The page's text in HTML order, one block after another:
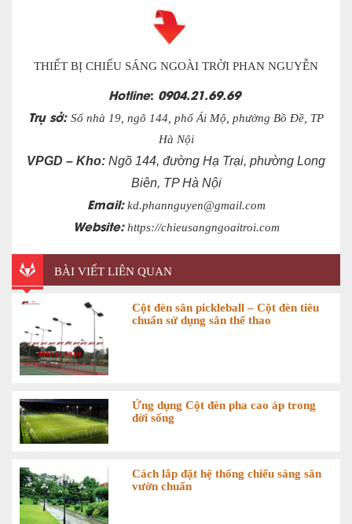
THIẾT BỊ CHIẾU SÁNG NGOÀI TRỜI PHAN NGUYỄN
Hotline: 0904.21.69.69
Trụ sở: Số nhà 19, ngõ 144, phố Ái Mộ, phường Bồ Đề, TP
Hà Nội
VPGD – Kho: Ngõ 144, đường Hạ Trại, phường Long
Biên, TP Hà Nội
Email:kd.phannguyen@gmail.com
Website:https://chieusangngoaitroi.com
BÀI VIẾT LIÊN QUAN
Cột đèn sân pickleball – Cột đèn tiêu
chuẩn sử dụng sân thể thao
Ứng dụng Cột đèn pha cao áp trong
đời sống
Cách lắp đặt hệ thống chiếu sáng sân
vườn chuẩn